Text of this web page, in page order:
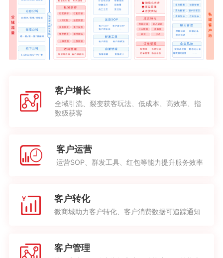
客户增长
全域引流、裂变获客玩法、低成本、高效率、指
数级获客
客户运营
运营SOP、群发工具、红包等能力提升服务效率
客户转化
微商城助力客户转化、客户消费数据可追踪通知
客户管理